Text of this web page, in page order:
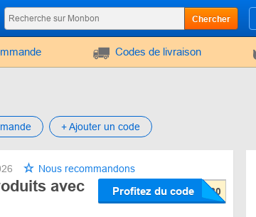
Chercher
Codes de livraison
+ Ajouter un code
Nous recommandons
avec
Profitez du code